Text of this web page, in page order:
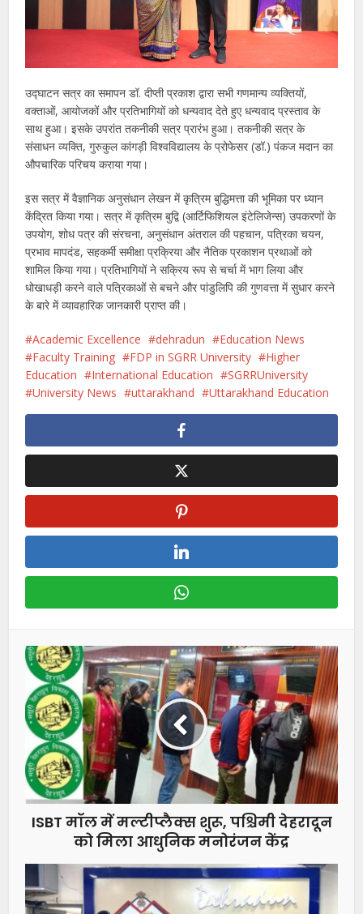
उद्घाटन सत्र का समापन डॉ. दीप्ती प्रकाश द्वारा सभी गणमान्य व्यक्तियों,
वक्ताओं, आयोजकों और प्रतिभागियों को धन्यवाद देते हुए धन्यवाद प्रस्ताव के
साथ हुआ। इसके उपरांत तकनीकी सत्र प्रारंभ हुआ। तकनीकी सत्र के
संसाधन व्यक्ति, गुरुकुल कांगड़ी विश्वविद्यालय के प्रोफेसर (डॉ.) पंकज मदान का
औपचारिक परिचय कराया गया।
इस सत्र में वैज्ञानिक अनुसंधान लेखन में कृत्रिम बुद्धिमत्ता की भूमिका पर ध्यान
केंद्रित किया गया। सत्र में कृत्रिम बुद्वि (आर्टिफिशियल इंटेलिजेन्स) उपकरणों के
उपयोग, शोध पत्र की संरचना, अनुसंधान अंतराल की पहचान, पत्रिका चयन,
प्रभाव मापदंड, सहकर्मी समीक्षा प्रक्रिया और नैतिक प्रकाशन प्रथाओं को
शामिल किया गया। प्रतिभागियों ने सक्रिय रूप से चर्चा में भाग लिया और
धोखाधड़ी करने वाले पत्रिकाओं से बचने और पांडुलिपि की गुणवत्ता में सुधार करने
के बारे में व्यावहारिक जानकारी प्राप्त की।
Academic Excellence dehradun
Education News
Faculty Training
FDP in SGRR University
Higher
Education
International Education
SGRRUniversity
University News
uttarakhand Uttarakhand Education
ISBT मॉल में मल्टीप्लैक्स शुरू, पश्चिमी देहरादून
को मिला आधुनिक मनोरंजन केंद्र